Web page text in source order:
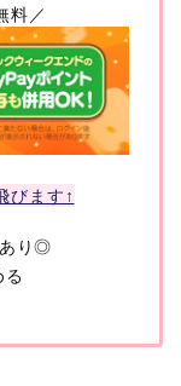
料／
びます↑
り◎
る